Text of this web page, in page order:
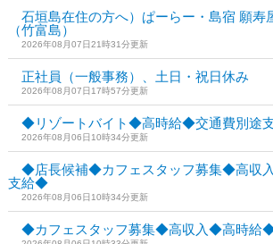
石垣島在住の方へ）ぱーらー・島宿 願寿
（竹富島）
2026年08月07日21時31分更新
正社員（一般事務）、土日・祝日休み
2026年08月07日17時57分更新
◆リゾートバイト◆高時給◆交通費別途
2026年08月06日10時34分更新
◆店長候補◆カフェスタッフ募集◆高収
支給◆
2026年08月06日10時34分更新
◆カフェスタッフ募集◆高収入◆高時給